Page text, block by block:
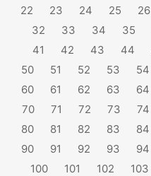
22
23 24 25 26
32
33 34 35
41
42 43 44
50
51 52 53 54
60
61 62 63 64
70
71 72 73 74
80
81 82 83 84
90
91 92 93 94
100
101 102 103